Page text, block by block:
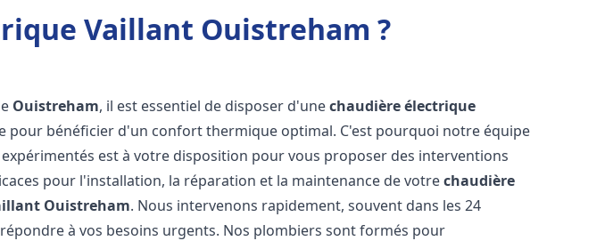
Vaillant Ouistreham ?
Ouistreham, il est essentiel de disposer d'unechaudière électrique
pour bénéficier d'un confort thermique optimal. C'est pourquoi notre équipe
est à votre disposition pour vous proposer des interventions
pour l'installation, la réparation et la maintenance de votrechaudière
Ouistreham. Nous intervenons rapidement, souvent dans les 24
à vos besoins urgents. Nos plombiers sont formés pour